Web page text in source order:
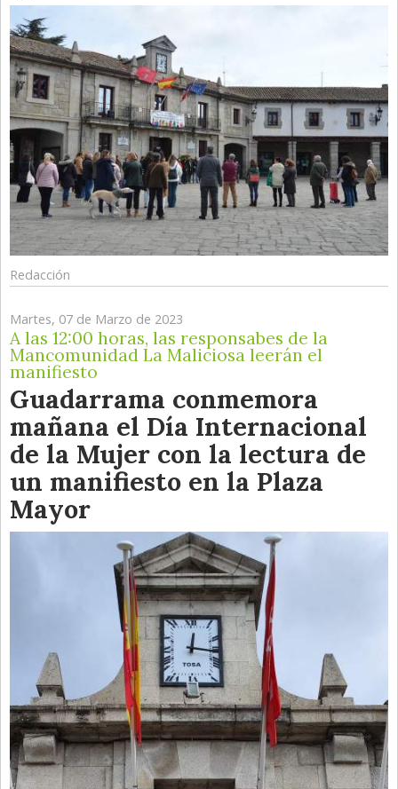
Redacción
Martes, 07 de Marzo de 2023
A las 12:00 horas, las responsabes de la
Mancomunidad La Maliciosa leerán el
manifiesto
Guadarrama conmemora
mañana el Día Internacional
de la Mujer con la lectura de
un manifiesto en la Plaza
Mayor